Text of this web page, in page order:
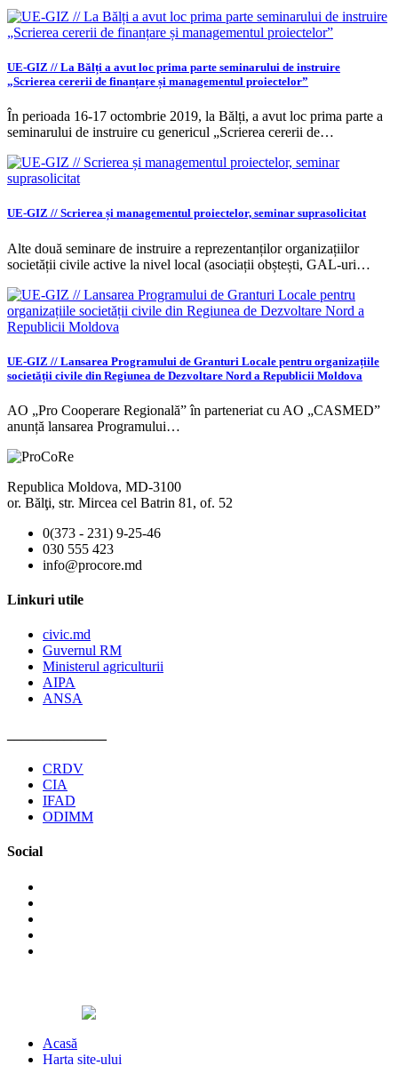
UE-GIZ // La Bălți a avut loc prima parte seminarului de instruire
„Scrierea cererii de finanțare și managementul proiectelor”
În perioada 16-17 octombrie 2019, la Bălți, a avut loc prima parte a
seminarului de instruire cu genericul „Scrierea cererii de…
UE-GIZ // Scrierea și managementul proiectelor, seminar suprasolicitat
Alte două seminare de instruire a reprezentanților organizațiilor
societății civile active la nivel local (asociații obștești, GAL-uri…
UE-GIZ // Lansarea Programului de Granturi Locale pentru organizațiile
societății civile din Regiunea de Dezvoltare Nord a Republicii Moldova
AO „Pro Cooperare Regională” în parteneriat cu AO „CASMED”
anunță lansarea Programului…
Republica Moldova, MD-3100
or. Bălţi, str. Mircea cel Batrin 81, of. 52
0(373 - 231) 9-25-46
030 555 423
info@procore.md
Linkuri utile
civic.md
Guvernul RM
Ministerul agriculturii
AIPA
ANSA
CRDV
CIA
IFAD
ODIMM
Social
Acasă
Harta site-ului